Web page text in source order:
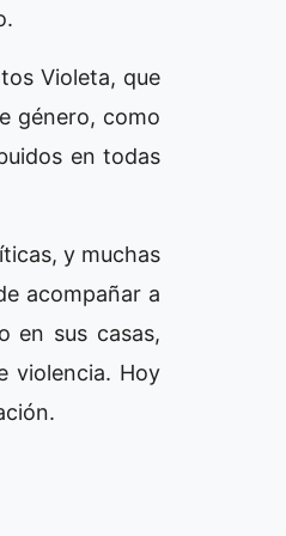
Violeta, que
género, como
en todas
y muchas
acompañar a
en sus casas,
violencia. Hoy